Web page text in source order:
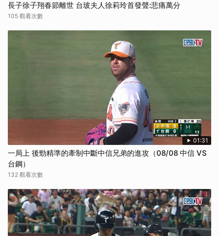
長子徐子翔春節離世 台玻夫人徐莉玲首發聲:悲痛萬分
105 觀看次數
01:31
一局上 後勁精準的牽制中斷中信兄弟的進攻（08/08 中信 VS
台鋼）
132 觀看次數